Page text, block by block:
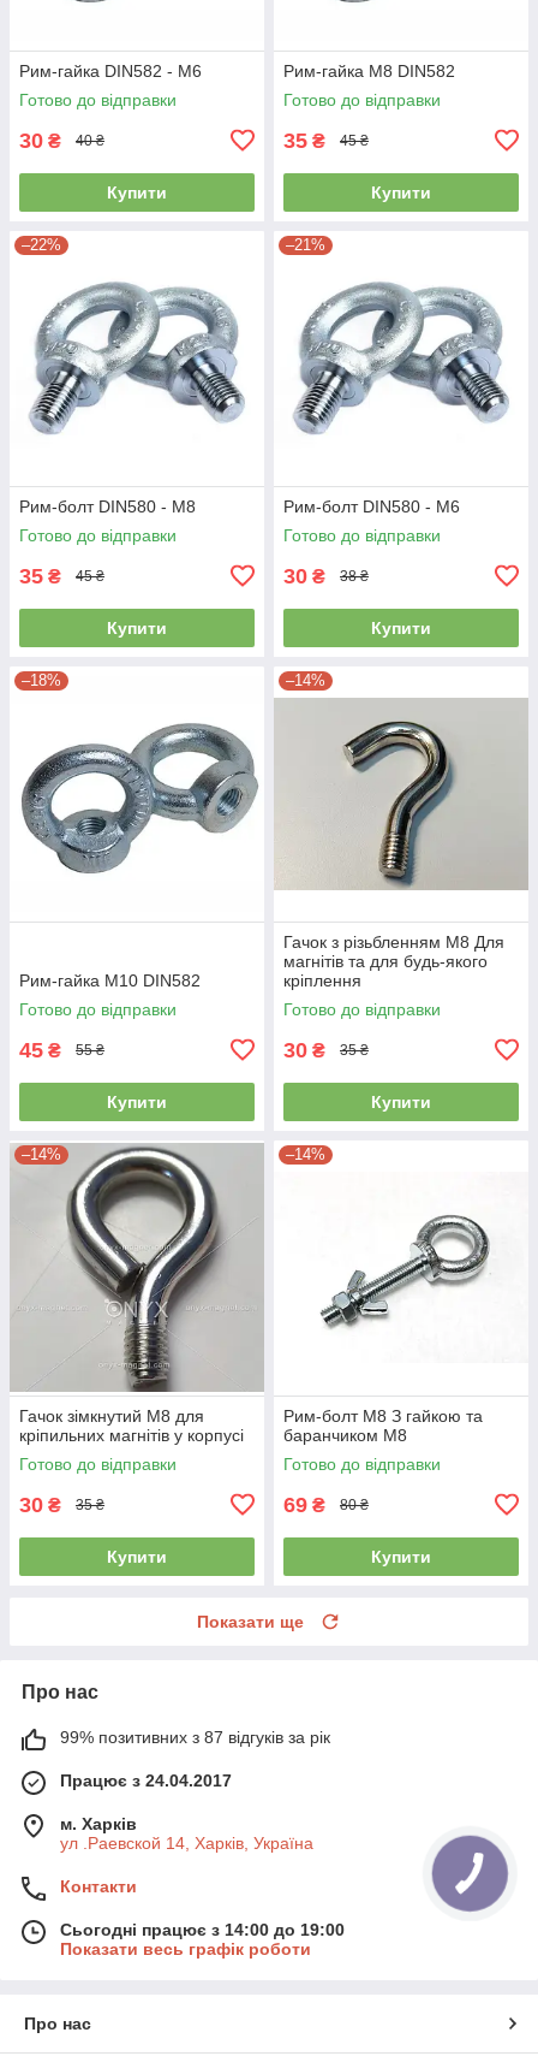
Рим-гайка DIN582 - М6
Готово до відправки
30 ₴ 40 ₴
Купити
Рим-гайка М8 DIN582
Готово до відправки
35 ₴ 45 ₴
Купити
–22%
Рим-болт DIN580 - М8
Готово до відправки
35 ₴ 45 ₴
Купити
–21%
Рим-болт DIN580 - М6
Готово до відправки
30 ₴ 38 ₴
Купити
–18%
Рим-гайка М10 DIN582
Готово до відправки
45 ₴ 55 ₴
Купити
–14%
Гачок з різьбленням М8 Для
магнітів та для будь-якого
кріплення
Готово до відправки
30 ₴ 35 ₴
Купити
–14%
Гачок зімкнутий М8 для
кріпильних магнітів у корпусі
Готово до відправки
30 ₴ 35 ₴
Купити
–14%
Рим-болт М8 З гайкою та
баранчиком М8
Готово до відправки
69 ₴ 80 ₴
Купити
Показати ще
Про нас
99% позитивних з 87 відгуків за рік
Працює з 24.04.2017
м. Харків
ул .Раевской 14, Харків, Україна
Контакти
Сьогодні працює з 14:00 до 19:00
Показати весь графік роботи
Про нас